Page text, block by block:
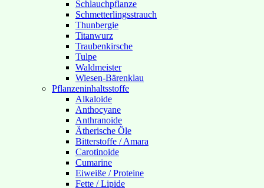
Schlauchpflanze
Schmetterlingsstrauch
Thunbergie
Titanwurz
Traubenkirsche
Tulpe
Waldmeister
Wiesen-Bärenklau
Pflanzeninhaltsstoffe
Alkaloide
Anthocyane
Anthranoide
Ätherische Öle
Bitterstoffe / Amara
Carotinoide
Cumarine
Eiweiße / Proteine
Fette / Lipide